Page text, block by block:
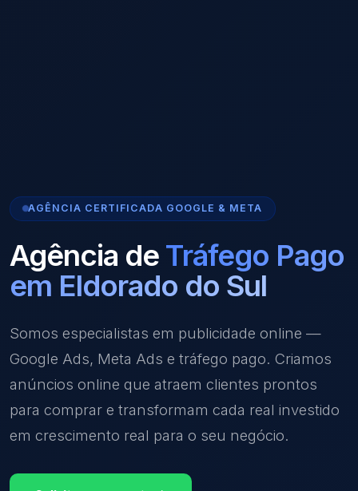
AGÊNCIA CERTIFICADA GOOGLE & META
Agência de Tráfego Pago
em Eldorado do Sul
Somos especialistas em publicidade online —
Google Ads, Meta Ads e tráfego pago. Criamos
anúncios online que atraem clientes prontos
para comprar e transformam cada real investido
em crescimento real para o seu negócio.